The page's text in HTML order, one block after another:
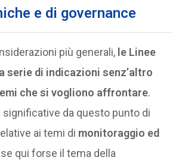
e di governance
più generali, le Linee
serie di indicazioni senz’altro
che si vogliono affrontare.
da questo punto di
ai temi di monitoraggio ed
qui forse il tema della